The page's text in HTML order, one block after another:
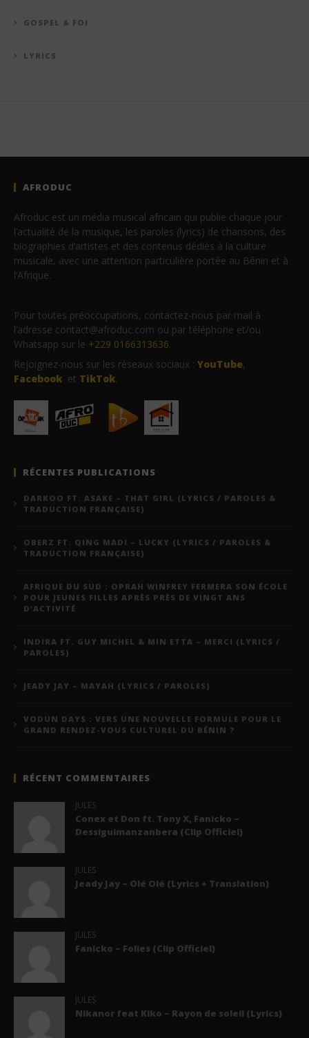
GOSPEL & FOI
LYRICS
AFRODUC
Afroduc est un média musical africain qui publie chaque jour
l’actualité de la musique, les paroles (lyrics) de chansons, des
biographies d’artistes et des contenus dédiés à la culture
musicale, avec une attention particulière portée au Bénin et à
l’Afrique.
Pour toutes préoccupations, contactez-nous par mail à
l’adresse contact@afroduc.com ou par téléphone et/ou
Whatsapp sur le +229 0166313636.
Rejoignez-nous sur les réseaux sociaux : YouTube,
Facebook et TikTok.
RÉCENTES PUBLICATIONS
DARKOO FT. ASAKE – THAT GIRL (LYRICS / PAROLES &
TRADUCTION FRANÇAISE)
OBERZ FT. QING MADI – LUCKY (LYRICS / PAROLES &
TRADUCTION FRANÇAISE)
AFRIQUE DU SUD : OPRAH WINFREY FERMERA SON ÉCOLE
POUR JEUNES FILLES APRÈS PRÈS DE VINGT ANS
D’ACTIVITÉ
INDIRA FT. GUY MICHEL & MIN ETTA – MERCI (LYRICS /
PAROLES)
JEADY JAY – MAYAH (LYRICS / PAROLES)
VODUN DAYS : VERS UNE NOUVELLE FORMULE POUR LE
GRAND RENDEZ-VOUS CULTUREL DU BÉNIN ?
RÉCENT COMMENTAIRES
JULES
Conex et Don ft. Tony X, Fanicko –
Dessiguimanzanbera (Clip Officiel)
JULES
Jeady Jay – Olé Olé (Lyrics + Translation)
JULES
Fanicko – Folies (Clip Officiel)
JULES
Nikanor feat Kiko – Rayon de soleil (Lyrics)